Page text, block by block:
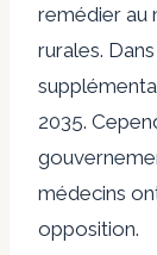
remédier au
rurales.
2035.
médecins
opposition.